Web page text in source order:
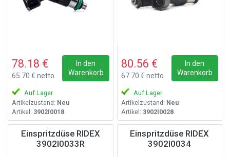
78.18 €
65.70 € netto
In den
Warenkorb
Auf Lager
Artikelzustand: Neu
Artikel: 3902I0018
80.56 €
67.70 € netto
In den
Warenkorb
Auf Lager
Artikelzustand: Neu
Artikel: 3902I0028
Einspritzdüse RIDEX
3902I0033R
Einspritzdüse RIDEX
3902I0034